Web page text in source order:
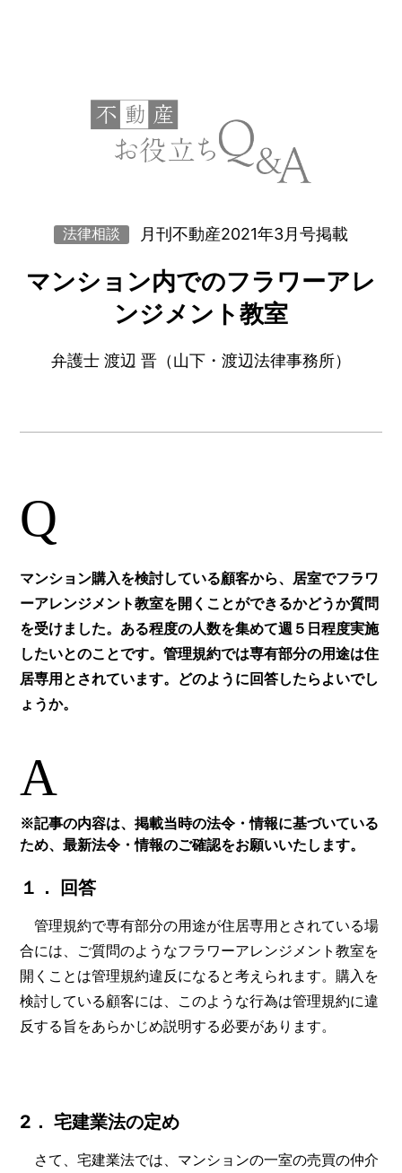
法律相談 月刊不動産2021年3月号掲載
マンション内でのフラワーアレ
ンジメント教室
弁護士 渡辺 晋（山下・渡辺法律事務所）
Q
マンション購入を検討している顧客から、居室でフラワ
ーアレンジメント教室を開くことができるかどうか質問
を受けました。ある程度の人数を集めて週５日程度実施
したいとのことです。管理規約では専有部分の用途は住
居専用とされています。どのように回答したらよいでし
ょうか。
A
※記事の内容は、掲載当時の法令・情報に基づいている
ため、最新法令・情報のご確認をお願いいたします。
１． 回答
管理規約で専有部分の用途が住居専用とされている場
合には、ご質問のようなフラワーアレンジメント教室を
開くことは管理規約違反になると考えられます。購入を
検討している顧客には、このような行為は管理規約に違
反する旨をあらかじめ説明する必要があります。
2． 宅建業法の定め
さて、宅建業法では、マンションの一室の売買の仲介